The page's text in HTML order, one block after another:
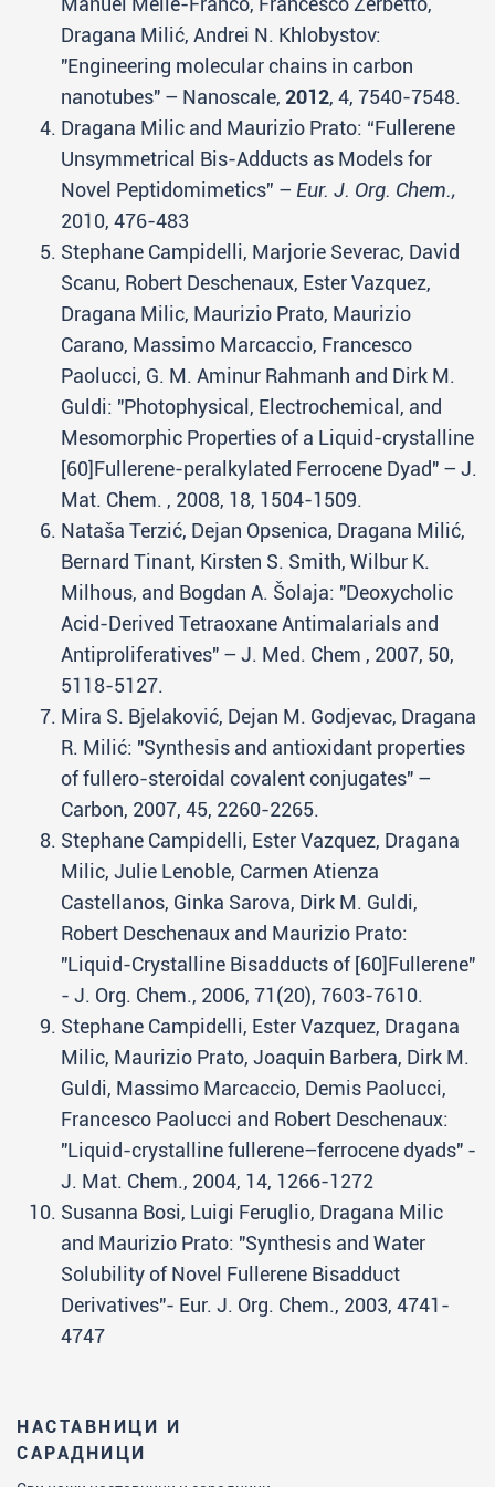
НАСТАВНИЦИ И
САРАДНИЦИ
Dragana Milić, Andrei N. Khlobystov:
"Engineering molecular chains in carbon
nanotubes" – Nanoscale, 2012, 4, 7540-7548.
Dragana Milic and Maurizio Prato: “Fullerene
Unsymmetrical Bis-Adducts as Models for
Novel Peptidomimetics” – Eur. J. Org. Chem.,
2010, 476-483
Stephane Campidelli, Marjorie Severac, David
Scanu, Robert Deschenaux, Ester Vazquez,
Dragana Milic, Maurizio Prato, Maurizio
Carano, Massimo Marcaccio, Francesco
Paolucci, G. M. Aminur Rahmanh and Dirk M.
Guldi: "Photophysical, Electrochemical, and
Mesomorphic Properties of a Liquid-crystalline
[60]Fullerene-peralkylated Ferrocene Dyad" – J.
Mat. Chem. , 2008, 18, 1504-1509.
Nataša Terzić, Dejan Opsenica, Dragana Milić,
Bernard Tinant, Kirsten S. Smith, Wilbur K.
Milhous, and Bogdan A. Šolaja: "Deoxycholic
Acid-Derived Tetraoxane Antimalarials and
Antiproliferatives" – J. Med. Chem , 2007, 50,
5118-5127.
Mira S. Bjelaković, Dejan M. Godjevac, Dragana
R. Milić: "Synthesis and antioxidant properties
of fullero-steroidal covalent conjugates" –
Carbon, 2007, 45, 2260-2265.
Stephane Campidelli, Ester Vazquez, Dragana
Milic, Julie Lenoble, Carmen Atienza
Castellanos, Ginka Sarova, Dirk M. Guldi,
Robert Deschenaux and Maurizio Prato:
"Liquid-Crystalline Bisadducts of [60]Fullerene"
- J. Org. Chem., 2006, 71(20), 7603-7610.
Stephane Campidelli, Ester Vazquez, Dragana
Milic, Maurizio Prato, Joaquin Barbera, Dirk M.
Guldi, Massimo Marcaccio, Demis Paolucci,
Francesco Paolucci and Robert Deschenaux:
"Liquid-crystalline fullerene–ferrocene dyads" -
J. Mat. Chem., 2004, 14, 1266-1272
Susanna Bosi, Luigi Feruglio, Dragana Milic
and Maurizio Prato: "Synthesis and Water
Solubility of Novel Fullerene Bisadduct
Derivatives"- Eur. J. Org. Chem., 2003, 4741-
4747